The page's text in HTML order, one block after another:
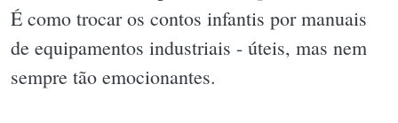
É como trocar os contos infantis por manuais
de equipamentos industriais - úteis, mas nem
sempre tão emocionantes.